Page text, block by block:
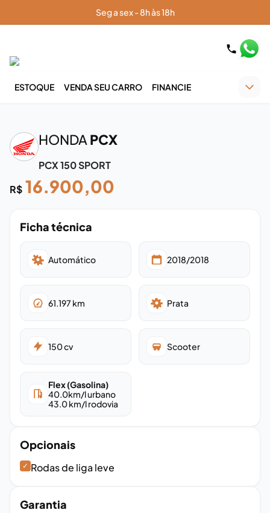
Seg a sex - 8h às 18h
ESTOQUE VENDA SEU CARRO FINANCIE
HONDA PCX
PCX 150 SPORT
R$ 16.900,00
Ficha técnica
Automático 2018/2018
61.197 km Prata
150cv Scooter
Flex (Gasolina)
40.0km/l urbano
43.0km/l rodovia
Opcionais
✓ Rodas de liga leve
Garantia